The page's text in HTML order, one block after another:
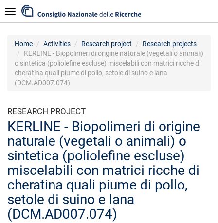
to
main
Navigazione
Home Activities Research project
Research projects
KERLINE - Biopolimeri di origine naturale (vegetali o animali)
o sintetica (poliolefine escluse) miscelabili con matrici ricche di
cheratina quali piume di pollo, setole di suino e lana
(DCM.AD007.074)
RESEARCH PROJECT
KERLINE - Biopolimeri di origine
naturale (vegetali o animali) o
sintetica (poliolefine escluse)
miscelabili con matrici ricche di
cheratina quali piume di pollo,
setole di suino e lana
(DCM.AD007.074)